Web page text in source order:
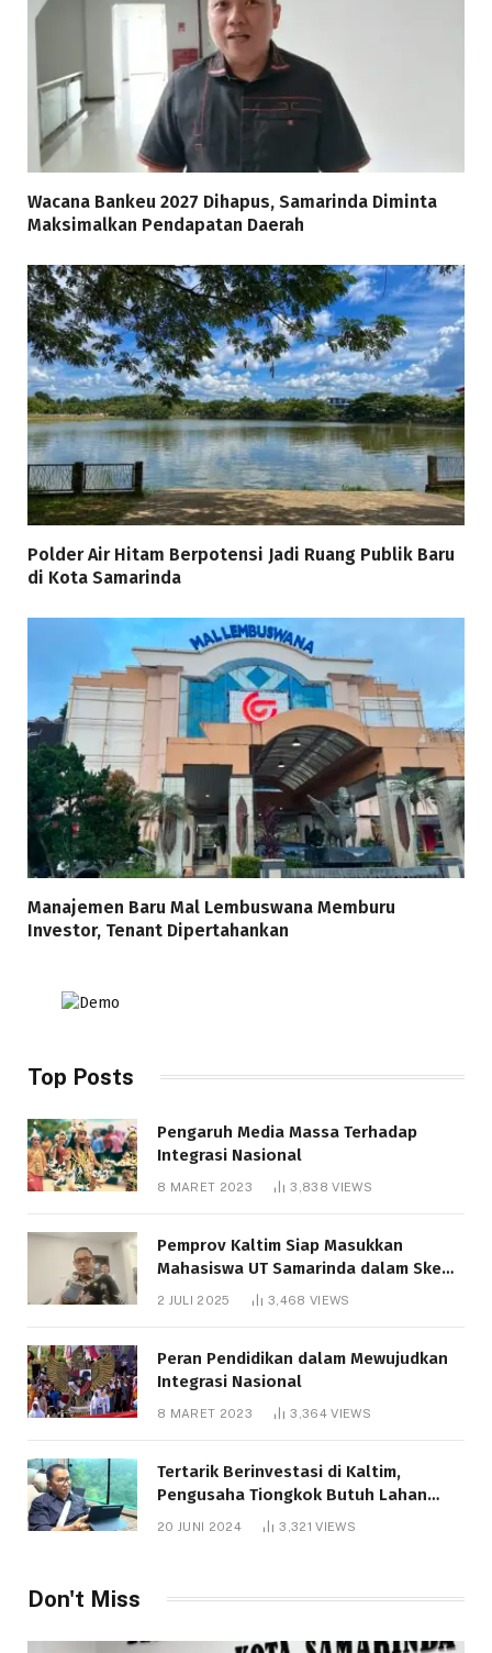
Wacana Bankeu 2027 Dihapus, Samarinda Diminta
Maksimalkan Pendapatan Daerah
Polder Air Hitam Berpotensi Jadi Ruang Publik Baru
di Kota Samarinda
Manajemen Baru Mal Lembuswana Memburu
Investor, Tenant Dipertahankan
Top Posts
Pengaruh Media Massa Terhadap
Integrasi Nasional
8 MARET 2023 3,838VIEWS
Pemprov Kaltim Siap Masukkan
Mahasiswa UT Samarinda dalam Skema
Bantuan Pendidikan Gratispol
2 JULI 2025 3,468 VIEWS
Peran Pendidikan dalam Mewujudkan
Integrasi Nasional
8 MARET 2023 3,364VIEWS
Tertarik Berinvestasi di Kaltim,
Pengusaha Tiongkok Butuh Lahan
1.000 Hektare
20 JUNI 2024 3,321VIEWS
Don't Miss